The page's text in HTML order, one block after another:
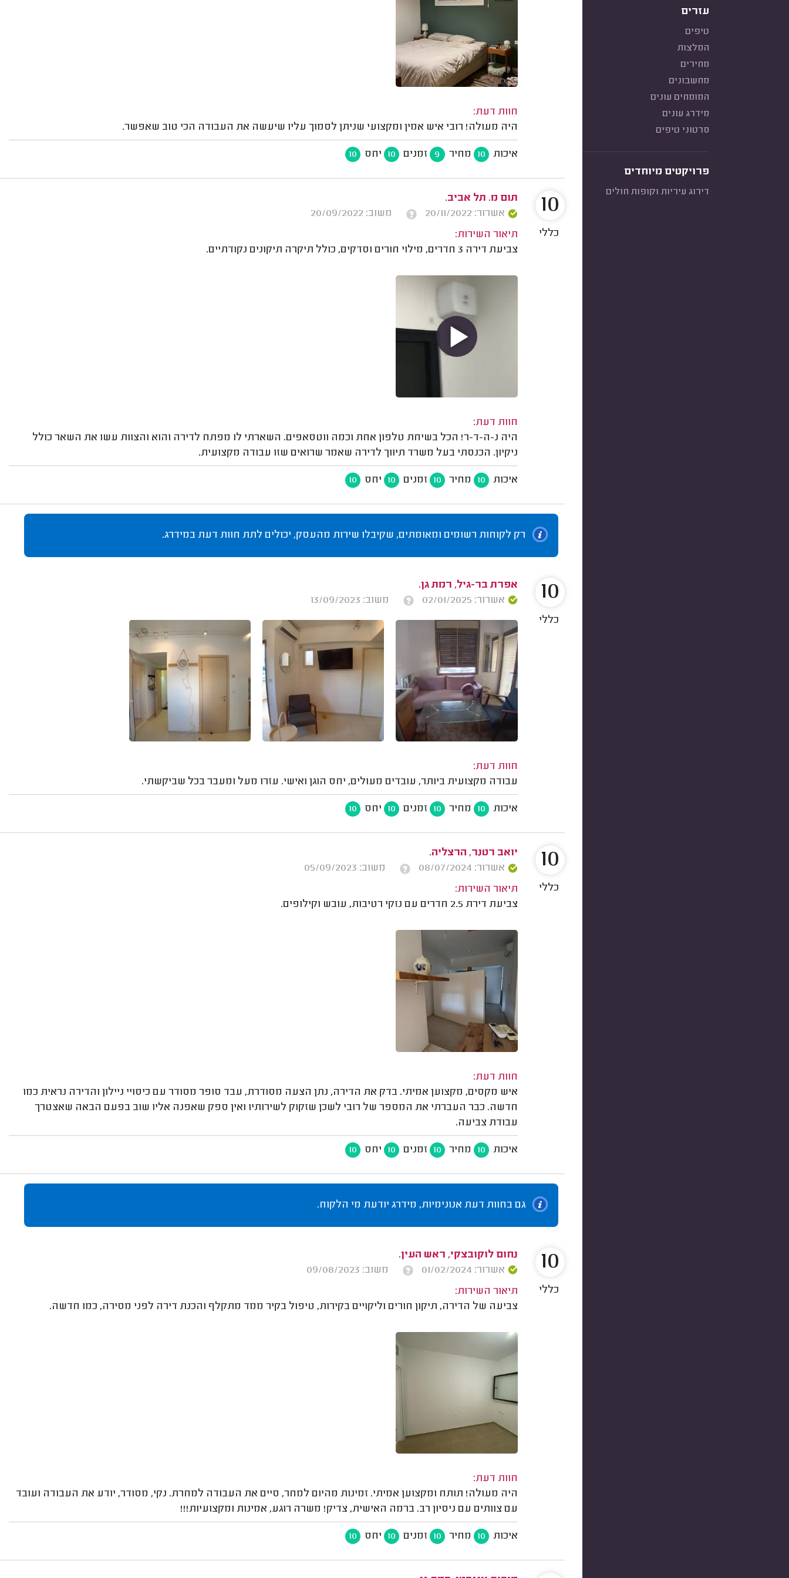
עזרים
טיפים
המלצות
מחירים
מחשבונים
המומחים עונים
מידרג עונים
סרטוני טיפים
פרויקטים מיוחדים
דירוג עיריות וקופות חולים
חוות דעת:
היה מעולה! רובי איש אמין ומקצועי שניתן לסמוך עליו שיעשה את העבודה הכי טוב שאפשר.
איכות 10 מחיר 9 זמנים 10 יחס 10
תום מ. תל אביב.
אשרור: 20/11/2022
משוב: 20/09/2022
תיאור השירות:
צביעת דירה 3 חדרים, מילוי חורים וסדקים, כולל תיקרה תיקונים נקודתיים.
חוות דעת:
היה נ-ה-ד-ר! הכל בשיחת טלפון אחת וכמה ווטסאפים. השארתי לו מפתח לדירה והוא והצוות עשו את השאר כולל
ניקיון. הכנסתי בעל משרד תיווך לדירה שאמר שרואים שזו עבודה מקצועית.
איכות 10 מחיר 10 זמנים 10 יחס 10
10
כללי
רק לקוחות רשומים ומאומתים, שקיבלו שירות מהעסק, יכולים לתת חוות דעת במידרג.
אפרת בר-גיל, רמת גן.
אשרור: 02/01/2025
משוב: 13/09/2023
חוות דעת:
עבודה מקצועית ביותר, עובדים מעולים, יחס הוגן ואישי. עזרו מעל ומעבר בכל שביקשתי.
איכות 10 מחיר 10 זמנים 10 יחס 10
10
כללי
יואב רטנר, הרצליה.
אשרור: 08/07/2024
משוב: 05/09/2023
תיאור השירות:
צביעת דירת 2.5 חדרים עם נזקי רטיבות, עובש וקילופים.
חוות דעת:
איש מקסים, מקצוען אמיתי. בדק את הדירה, נתן הצעה מסודרת, עבד סופר מסודר עם כיסויי ניילון והדירה נראית כמו
חדשה. כבר העברתי את המספר של רובי לשכן שזקוק לשירותיו ואין ספק שאפנה אליו שוב בפעם הבאה שאצטרך
עבודת צביעה.
איכות 10 מחיר 10 זמנים 10 יחס 10
10
כללי
גם בחוות דעת אנונימיות, מידרג יודעת מי הלקוח.
נחום לוקובצקי, ראש העין.
אשרור: 01/02/2024
משוב: 09/08/2023
תיאור השירות:
צביעה של הדירה, תיקון חורים וליקויים בקירות, טיפול בקיר ממד מתקלף והכנת דירה לפני מסירה, כמו חדשה.
חוות דעת:
היה מעולה! תותח ומקצוען אמיתי. זמינות מהיום למחר, סיים את העבודה למחרת. נקי, מסודר, יודע את העבודה ועובד
עם צוותים עם ניסיון רב. ברמה האישית, צדיק! משרה רוגע, אמינות ומקצועיות!!!
איכות 10 מחיר 10 זמנים 10 יחס 10
10
כללי